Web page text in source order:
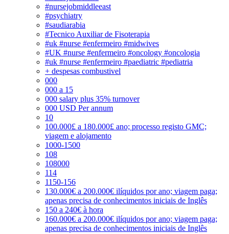
#nursejobmiddleeast
#psychiatry
#saudiarabia
#Tecnico Auxiliar de Fisoterapia
#uk #nurse #enfermeiro #midwives
#UK #nurse #enfermeiro #oncology #oncologia
#uk #nurse #enfermeiro #paediatric #pediatria
+ despesas combustivel
000
000 a 15
000 salary plus 35% turnover
000 USD Per annum
10
100.000£ a 180.000£ ano; processo registo GMC;
viagem e alojamento
1000-1500
108
108000
114
1150-156
130.000€ a 200.000€ ilíquidos por ano; viagem paga;
apenas precisa de conhecimentos iniciais de Inglês
150 a 240€ à hora
160.000€ a 200.000€ ilíquidos por ano; viagem paga;
apenas precisa de conhecimentos iniciais de Inglês